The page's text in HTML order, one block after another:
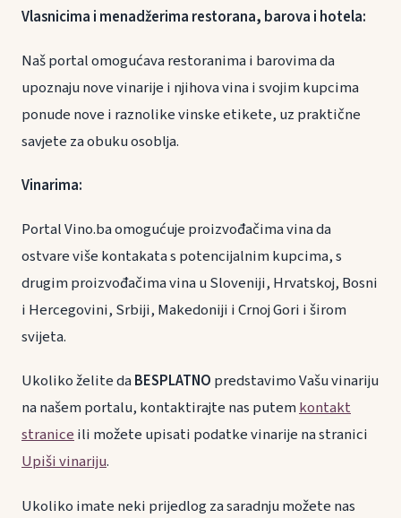
Vlasnicima i menadžerima restorana, barova i hotela:
Naš portal omogućava restoranima i barovima da
upoznaju nove vinarije i njihova vina i svojim kupcima
ponude nove i raznolike vinske etikete, uz praktične
savjete za obuku osoblja.
Vinarima:
Portal Vino.ba omogućuje proizvođačima vina da
ostvare više kontakata s potencijalnim kupcima, s
drugim proizvođačima vina u Sloveniji, Hrvatskoj, Bosni
i Hercegovini, Srbiji, Makedoniji i Crnoj Gori i širom
svijeta.
Ukoliko želite daBESPLATNO predstavimo Vašu vinariju
na našem portalu, kontaktirajte nas putemkontakt
straniceili možete upisati podatke vinarije na stranici
Upiši vinariju.
Ukoliko imate neki prijedlog za saradnju možete nas